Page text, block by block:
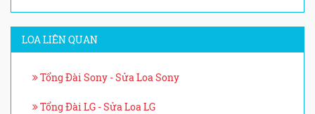
LOA LIÊN QUAN
Tổng Đài Sony - Sửa Loa Sony
Tổng Đài LG - Sửa Loa LG